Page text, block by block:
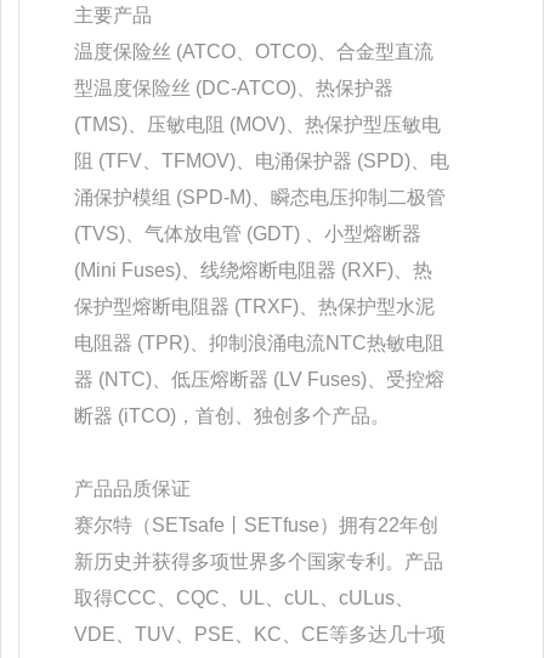
主要产品
温度保险丝 (ATCO、OTCO)、合金型直流
型温度保险丝 (DC-ATCO)、热保护器
(TMS)、压敏电阻 (MOV)、热保护型压敏电
阻 (TFV、TFMOV)、电涌保护器 (SPD)、电
涌保护模组 (SPD-M)、瞬态电压抑制二极管
(TVS)、气体放电管 (GDT) 、小型熔断器
(Mini Fuses)、线绕熔断电阻器 (RXF)、热
保护型熔断电阻器 (TRXF)、热保护型水泥
电阻器 (TPR)、抑制浪涌电流NTC热敏电阻
器 (NTC)、低压熔断器 (LV Fuses)、受控熔
断器 (iTCO)，首创、独创多个产品。
产品品质保证
赛尔特（SETsafe丨SETfuse）拥有22年创
新历史并获得多项世界多个国家专利。产品
取得CCC、CQC、UL、cUL、cULus、
VDE、TUV、PSE、KC、CE等多达几十项